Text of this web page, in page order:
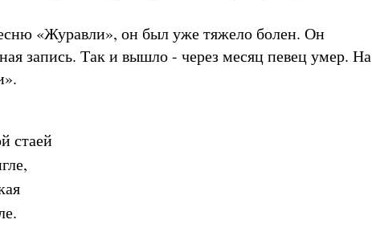
«Журавли», он был уже тяжело болен. Он
запись. Так и вышло - через месяц певец умер. На
стаей